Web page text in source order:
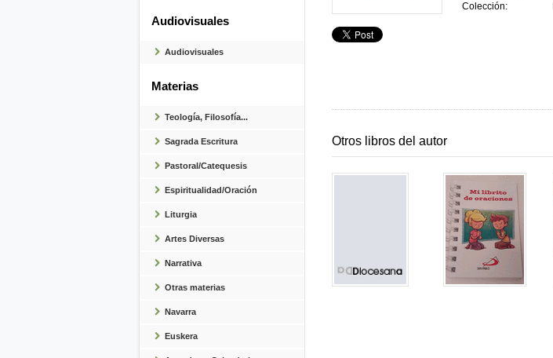
Audiovisuales
Audiovisuales
Materias
Teología, Filosofía...
Sagrada Escritura
Pastoral/Catequesis
Espiritualidad/Oración
Liturgia
Artes Diversas
Narrativa
Otras materias
Navarra
Euskera
Colección:
Otros libros del autor